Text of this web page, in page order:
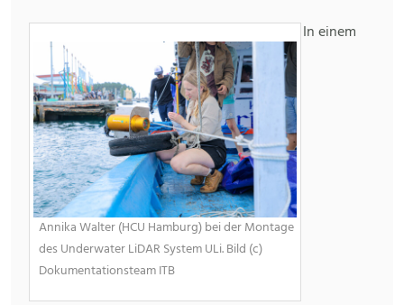
Annika Walter (HCU Hamburg) bei der Montage
des Underwater LiDAR System ULi. Bild (c)
Dokumentationsteam ITB
In einem